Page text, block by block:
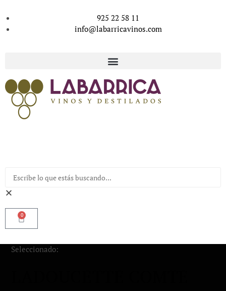
925 22 58 11
info@labarricavinos.com
0
Seleccionado: